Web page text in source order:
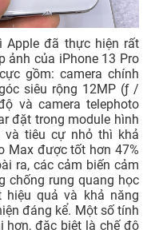
Apple đã thực hiện rất
ảnh của iPhone 13 Pro
gồm: camera chính
siêu rộng 12MP (ƒ /
và camera telephoto
đặt trong module hình
và tiêu cự nhỏ thì khả
Max được tốt hơn 47%
ra, các cảm biến cảm
chống rung quang học
hiệu quả và khả năng
đáng kể. Một số tính
hơn, đặc biệt là chế độ